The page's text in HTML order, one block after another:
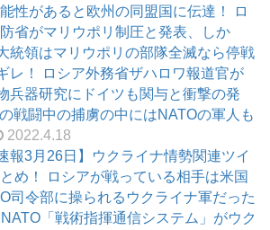
性があると欧州の同盟国に伝達！ ロ
省がマリウポリ制圧と発表、しか
統領はマリウポリの部隊全滅なら停戦
レ！ ロシア外務省ザハロワ報道官が
兵器研究にドイツも関与と衝撃の発
戦闘中の捕虜の中にはNATOの軍人も
2022.4.18
報3月26日】ウクライナ情勢関連ツイ
め！ ロシアが戦っている相手は米国
司令部に操られるウクライナ軍だった
「戦術指揮通信システム」がウク